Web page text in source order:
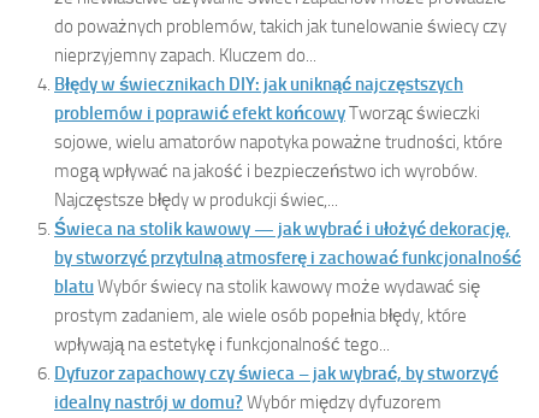
do poważnych problemów, takich jak tunelowanie świecy czy
nieprzyjemny zapach. Kluczem do...
Błędy w świecznikach DIY: jak uniknąć najczęstszych
problemów i poprawić efekt końcowyTworząc świeczki
sojowe, wielu amatorów napotyka poważne trudności, które
mogą wpływać na jakość i bezpieczeństwo ich wyrobów.
Najczęstsze błędy w produkcji świec,...
Świeca na stolik kawowy — jak wybrać i ułożyć dekorację,
by stworzyć przytulną atmosferę i zachować funkcjonalność
blatuWybór świecy na stolik kawowy może wydawać się
prostym zadaniem, ale wiele osób popełnia błędy, które
wpływają na estetykę i funkcjonalność tego...
Dyfuzor zapachowy czy świeca – jak wybrać, by stworzyć
idealny nastrój w domu? Wybór między dyfuzorem